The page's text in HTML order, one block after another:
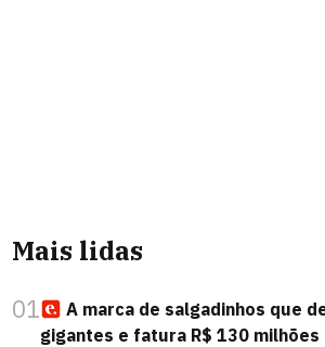
Mais lidas
01
A marca de salgadinhos que
gigantes e fatura R$ 130 milhões